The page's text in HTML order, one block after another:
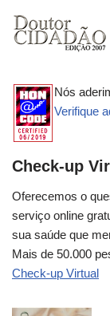
Nós
Verifique
Check-up
Oferecemos o
serviço online
sua saúde que
Mais de 50.000
Check-up Virtual